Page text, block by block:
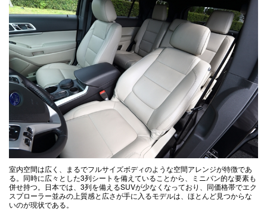
室内空間は広く、まるでフルサイズボディのような空間アレンジが特徴であ
る。同時に広々とした3列シートを備えていることから、ミニバン的な要素も
併せ持つ。日本では、3列を備えるSUVが少なくなっており、同価格帯でエク
スプローラー並みの上質感と広さが手に入るモデルは、ほとんど見つからな
いのが現状である。